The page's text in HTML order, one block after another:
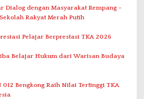
Dialog dengan Masyarakat Rempang –
Rakyat Merah Putih
Pelajar Berprestasi TKA 2026
Belajar Hukum dari Warisan Budaya
012 Bengkong Raih Nilai Tertinggi TKA